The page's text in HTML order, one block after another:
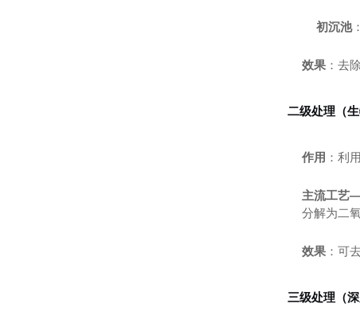
初沉池
效果 ：去
二级处理（
作用 ：利
主流工艺
分解为二
效果 ：可
三级处理（